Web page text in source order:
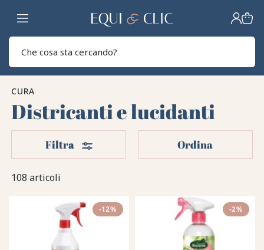
Casa
CURA
Districanti e lucidanti
108 articoli
Filtra Filtri Ordina
-12% -2%